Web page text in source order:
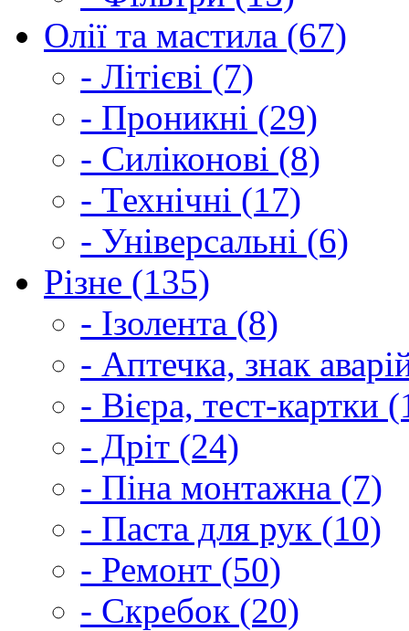
Олії та мастила (67)
- Літієві (7)
- Проникні (29)
- Силіконові (8)
- Технічні (17)
- Універсальні (6)
Різне (135)
- Ізолента (8)
- Аптечка, знак
- Вієра, тест-картки
- Дріт (24)
- Піна монтажна (7)
- Паста для рук (10)
- Ремонт (50)
- Скребок (20)